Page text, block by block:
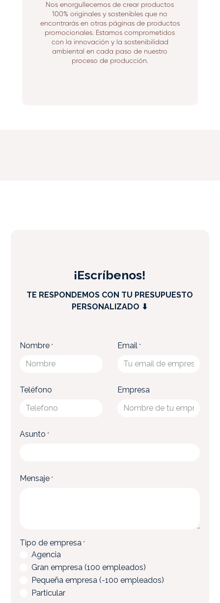
Nos enorgullecemos de crear productos
100% originales y sostenibles que no
encontrarás en otras páginas de productos
promocionales. Estamos comprometidos
con la innovación y la sostenibilidad
ambiental en cada paso de nuestro
proceso de producción.